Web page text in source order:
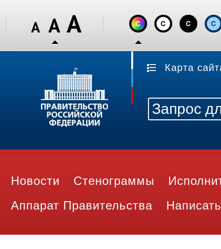
Карта
Новости Стенограммы
Аппарат Правительства